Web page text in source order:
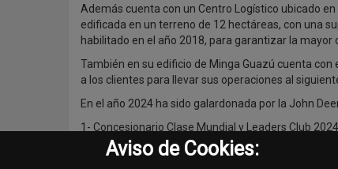
Además cuenta con un Centro Logístico ubicado
edificada en un terreno de 12 hectáreas, con una
habilitado en el año 2018, para garantizar la
También en su edificio de Minga Guazú cuenta
a los clientes para llevar sus operaciones al
En el año 2024 ha sido galardonada por la John
1- Concesionario Clase Mundial y Leaders Club
2- Concesionario Clase Mundial 2024 – División
Aviso de Cookies: